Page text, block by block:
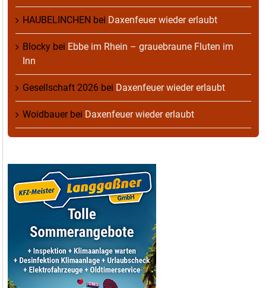
HAUBELINCHEN bei Daxenfeuer wieder erlaubt
Blocky bei Ebbe im Rhein – grauebraune Fluten im
Inn
Gesellschaft 2026 bei Daxenfeuer wieder erlaubt
Woidbauerbei Daxenfeuer wieder erlaubt